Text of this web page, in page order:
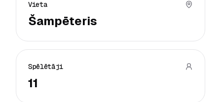
Vieta
Šampēteris
Spēlētāji
11